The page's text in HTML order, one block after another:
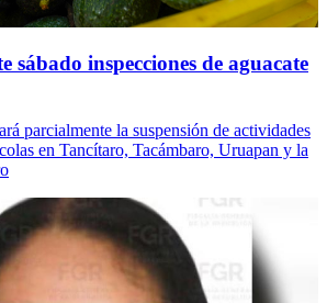
sábado inspecciones de aguacate
parcialmente la suspensión de actividades
en Tancítaro, Tacámbaro, Uruapan y la